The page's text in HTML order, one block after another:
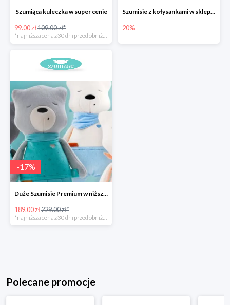
Szumiąca kuleczka w super cenie
99.00 zł109.00 zł*
Szumisie z kołysankami w sklepie Szumisie -20%
20%
-17%
Duże Szumisie Premium w niższej cenie
189.00 zł229.00 zł*
*najniższa cena z 30 dni przed obniżką
Polecane promocje